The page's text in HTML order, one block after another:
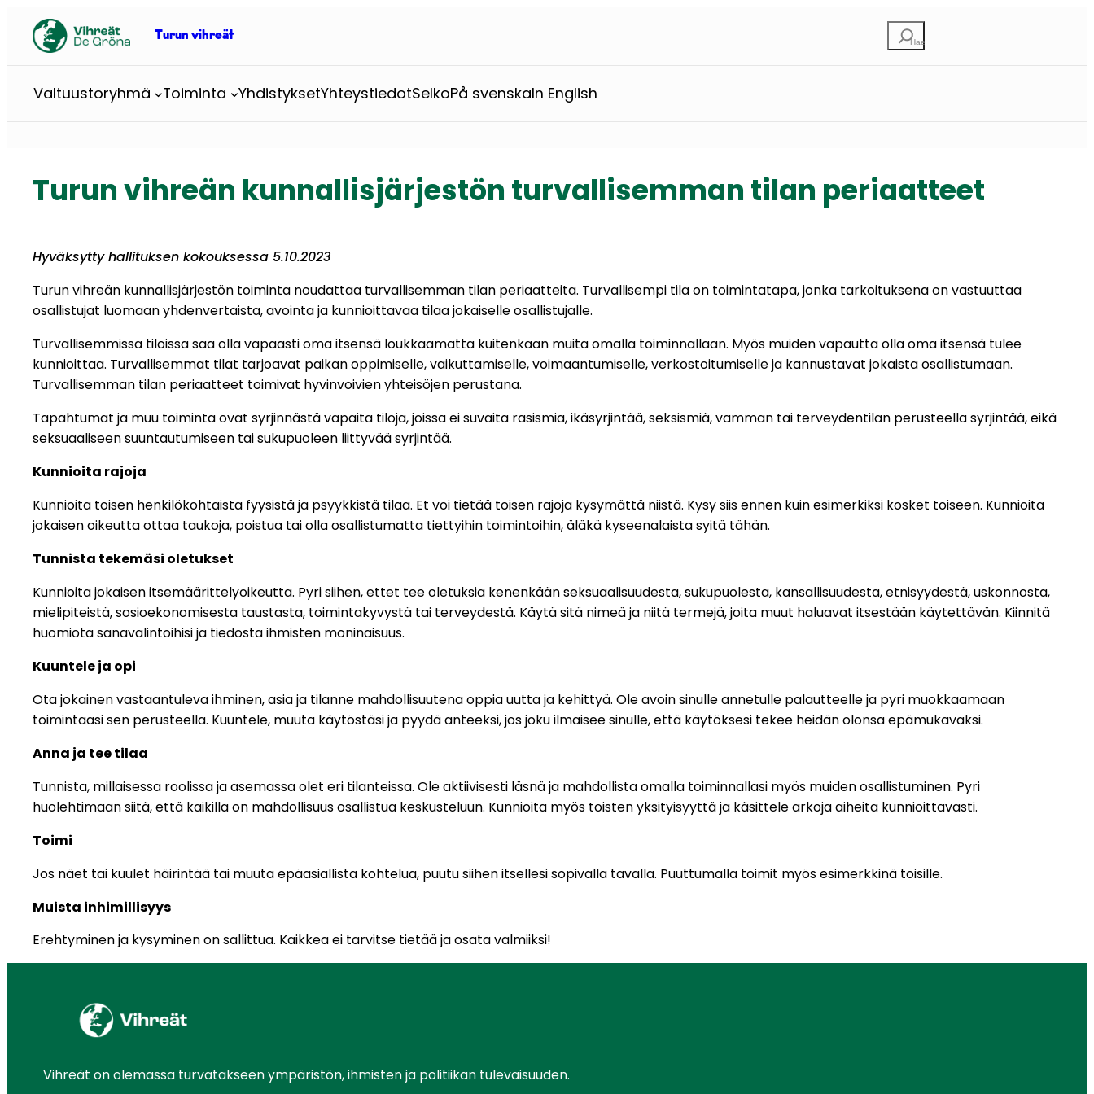
content
Turun vihreät Etsi
Valtuustoryhmä Toiminta YhdistyksetYhteystiedotSelkoPå svenskaIn English
Turun vihreän kunnallisjärjestön turvallisemman tilan periaatteet
Hyväksytty hallituksen kokouksessa 5.10.2023
Turun vihreän kunnallisjärjestön toiminta noudattaa turvallisemman tilan periaatteita. Turvallisempi tila on toimintatapa, jonka tarkoituksena on vastuuttaa
osallistujat luomaan yhdenvertaista, avointa ja kunnioittavaa tilaa jokaiselle osallistujalle.
Turvallisemmissa tiloissa saa olla vapaasti oma itsensä loukkaamatta kuitenkaan muita omalla toiminnallaan. Myös muiden vapautta olla oma itsensä tulee
kunnioittaa. Turvallisemmat tilat tarjoavat paikan oppimiselle, vaikuttamiselle, voimaantumiselle, verkostoitumiselle ja kannustavat jokaista osallistumaan.
Turvallisemman tilan periaatteet toimivat hyvinvoivien yhteisöjen perustana.
Tapahtumat ja muu toiminta ovat syrjinnästä vapaita tiloja, joissa ei suvaita rasismia, ikäsyrjintää, seksismiä, vamman tai terveydentilan perusteella syrjintää, eikä
seksuaaliseen suuntautumiseen tai sukupuoleen liittyvää syrjintää.
Kunnioita rajoja
Kunnioita toisen henkilökohtaista fyysistä ja psyykkistä tilaa. Et voi tietää toisen rajoja kysymättä niistä. Kysy siis ennen kuin esimerkiksi kosket toiseen. Kunnioita
jokaisen oikeutta ottaa taukoja, poistua tai olla osallistumatta tiettyihin toimintoihin, äläkä kyseenalaista syitä tähän.
Tunnista tekemäsi oletukset
Kunnioita jokaisen itsemäärittelyoikeutta. Pyri siihen, ettet tee oletuksia kenenkään seksuaalisuudesta, sukupuolesta, kansallisuudesta, etnisyydestä, uskonnosta,
mielipiteistä, sosioekonomisesta taustasta, toimintakyvystä tai terveydestä. Käytä sitä nimeä ja niitä termejä, joita muut haluavat itsestään käytettävän. Kiinnitä
huomiota sanavalintoihisi ja tiedosta ihmisten moninaisuus.
Kuuntele ja opi
Ota jokainen vastaantuleva ihminen, asia ja tilanne mahdollisuutena oppia uutta ja kehittyä. Ole avoin sinulle annetulle palautteelle ja pyri muokkaamaan
toimintaasi sen perusteella. Kuuntele, muuta käytöstäsi ja pyydä anteeksi, jos joku ilmaisee sinulle, että käytöksesi tekee heidän olonsa epämukavaksi.
Anna ja tee tilaa
Tunnista, millaisessa roolissa ja asemassa olet eri tilanteissa. Ole aktiivisesti läsnä ja mahdollista omalla toiminnallasi myös muiden osallistuminen. Pyri
huolehtimaan siitä, että kaikilla on mahdollisuus osallistua keskusteluun. Kunnioita myös toisten yksityisyyttä ja käsittele arkoja aiheita kunnioittavasti.
Toimi
Jos näet tai kuulet häirintää tai muuta epäasiallista kohtelua, puutu siihen itsellesi sopivalla tavalla. Puuttumalla toimit myös esimerkkinä toisille.
Muista inhimillisyys
Erehtyminen ja kysyminen on sallittua. Kaikkea ei tarvitse tietää ja osata valmiiksi!
Vihreät on olemassa turvatakseen ympäristön, ihmisten ja politiikan tulevaisuuden.